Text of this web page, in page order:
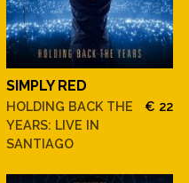
SIMPLY RED
HOLDING BACK THE
YEARS: LIVE IN
SANTIAGO
€ 22